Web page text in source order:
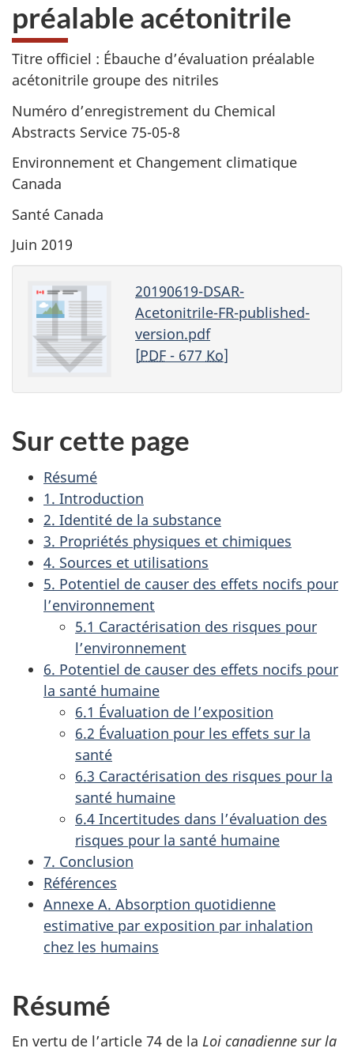
au
du
site
préalable acétonitrile
Titre officiel : Ébauche d’évaluation préalable
acétonitrile groupe des nitriles
Numéro d’enregistrement du Chemical
Abstracts Service 75-05-8
Environnement et Changement climatique
Canada
Santé Canada
Juin 2019
20190619-DSAR-
Acetonitrile-FR-published-
version.pdf
[PDF- 677 Ko]
Sur cette page
Résumé
1. Introduction
2. Identité de la substance
3. Propriétés physiques et chimiques
4. Sources et utilisations
5. Potentiel de causer des effets nocifs pour
l’environnement
5.1 Caractérisation des risques pour
l’environnement
6. Potentiel de causer des effets nocifs pour
la santé humaine
6.1 Évaluation de l’exposition
6.2 Évaluation pour les effets sur la
santé
6.3 Caractérisation des risques pour la
santé humaine
6.4 Incertitudes dans l’évaluation des
risques pour la santé humaine
7. Conclusion
Références
Annexe A. Absorption quotidienne
estimative par exposition par inhalation
chez les humains
Résumé
En vertu de l’article 74 de la Loi canadienne sur la